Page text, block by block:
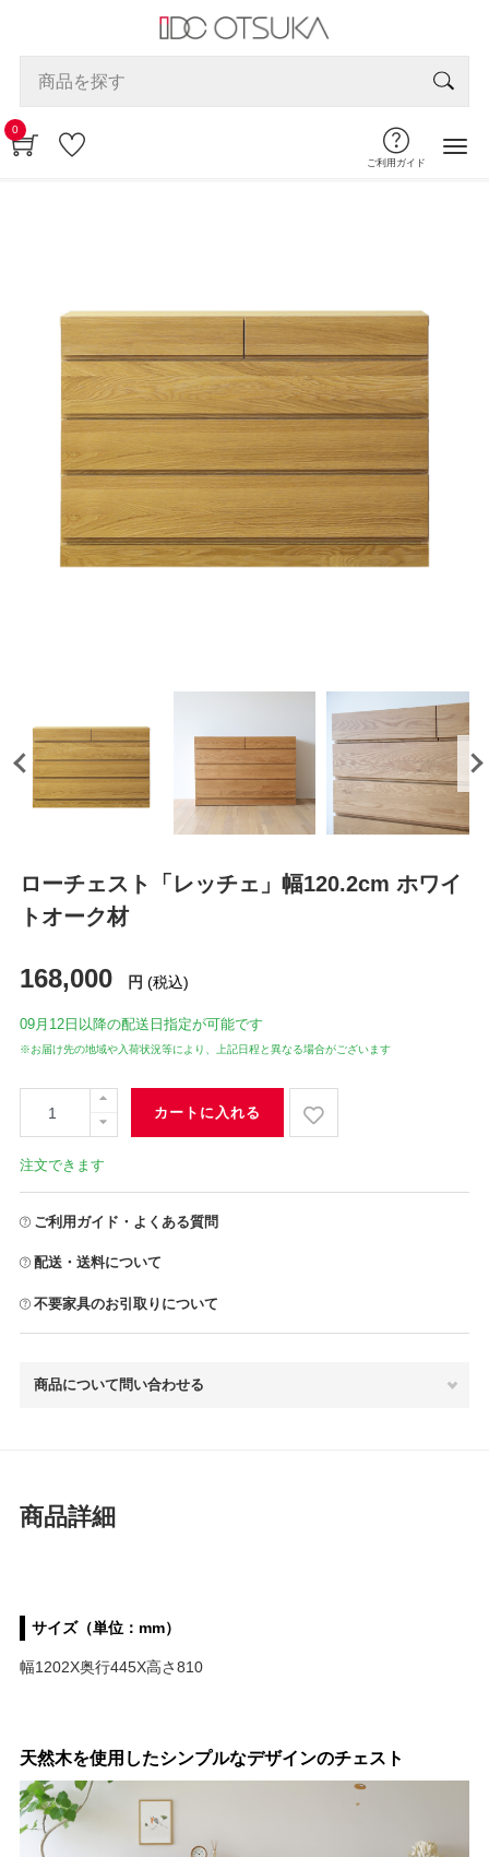
0
ご利用ガイド
ローチェスト「レッチェ」幅120.2cm ホワイ
トオーク材
168,000 円 (税込)
09月12日 以降の配送日指定が可能です
※お届け先の地域や入荷状況等により、上記日程と異なる場合がございます
カートに入れる
注文できます
ご利用ガイド・よくある質問
配送・送料について
不要家具のお引取りについて
商品について問い合わせる
商品詳細
サイズ（単位：mm）
幅1202X奥行445X高さ810
天然木を使用したシンプルなデザインのチェスト